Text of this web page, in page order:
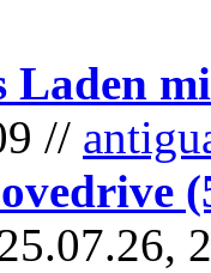
Laden
//